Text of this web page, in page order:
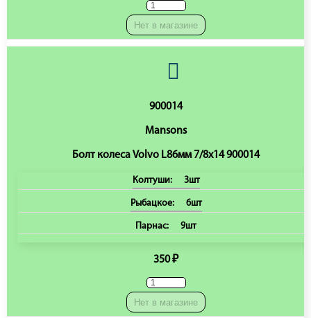
Нет в магазине
900014
Mansons
Болт колеса Volvo L86мм 7/8x14 900014
Колтуши: 3шт
Рыбацкое: 6шт
Парнас: 9шт
350 ₽
Нет в магазине